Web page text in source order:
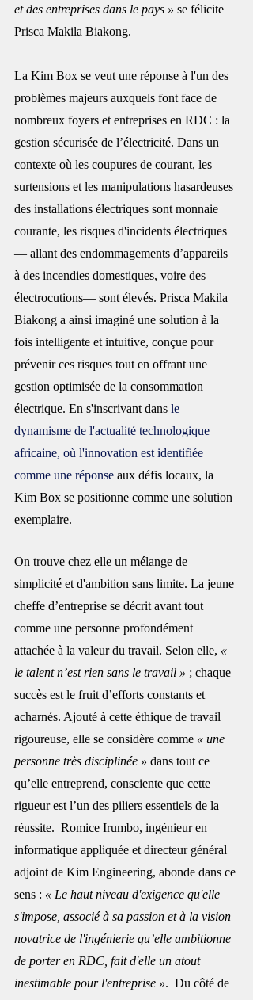
et des entreprises dans le pays » se félicite
Prisca Makila Biakong.
La Kim Box se veut une réponse à l'un des
problèmes majeurs auxquels font face de
nombreux foyers et entreprises en RDC : la
gestion sécurisée de l’électricité. Dans un
contexte où les coupures de courant, les
surtensions et les manipulations hasardeuses
des installations électriques sont monnaie
courante, les risques d'incidents électriques
— allant des endommagements d’appareils
à des incendies domestiques, voire des
électrocutions— sont élevés. Prisca Makila
Biakong a ainsi imaginé une solution à la
fois intelligente et intuitive, conçue pour
prévenir ces risques tout en offrant une
gestion optimisée de la consommation
électrique. En s'inscrivant dans le
dynamisme de l'actualité technologique
africaine, où l'innovation est identifiée
comme une réponse aux défis locaux, la
Kim Box se positionne comme une solution
exemplaire.
On trouve chez elle un mélange de
simplicité et d'ambition sans limite. La jeune
cheffe d’entreprise se décrit avant tout
comme une personne profondément
attachée à la valeur du travail. Selon elle, «
le talent n’est rien sans le travail » ; chaque
succès est le fruit d’efforts constants et
acharnés. Ajouté à cette éthique de travail
rigoureuse, elle se considère comme « une
personne très disciplinée » dans tout ce
qu’elle entreprend, consciente que cette
rigueur est l’un des piliers essentiels de la
réussite.  Romice Irumbo, ingénieur en
informatique appliquée et directeur général
adjoint de Kim Engineering, abonde dans ce
sens : « Le haut niveau d'exigence qu'elle
s'impose, associé à sa passion et à la vision
novatrice de l'ingénierie qu’elle ambitionne
de porter en RDC, fait d'elle un atout
inestimable pour l'entreprise ».  Du côté de